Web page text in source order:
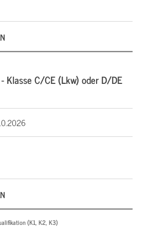
Klasse C/CE (Lkw) oder D/DE
(K1, K2, K3)